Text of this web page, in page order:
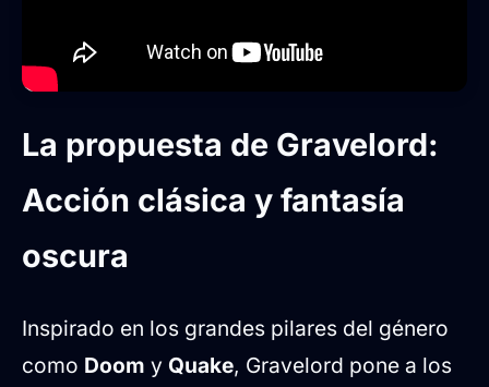
La propuesta de Gravelord:
Acción clásica y fantasía
oscura
Inspirado en los grandes pilares del género
como Doom y Quake, Gravelord pone a los